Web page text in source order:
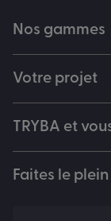
Nos gammes
Votre projet
TRYBA et
Faites le plein